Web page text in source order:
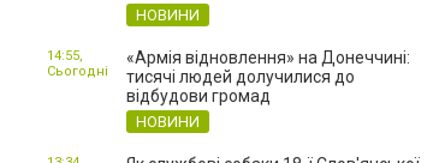
НОВИНИ
«Армія відновлення» на Донеччині:
тисячі людей долучилися до
відбудови громад
НОВИНИ
14:55,
Сьогодні